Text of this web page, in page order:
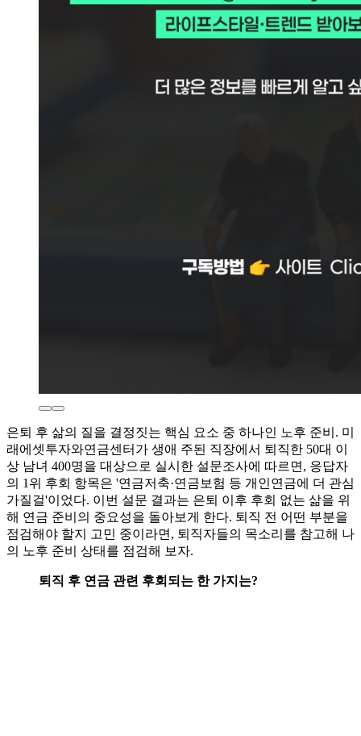
은퇴 후 삶의 질을 결정짓는 핵심 요소 중 하나인 노후 준비. 미
래에셋투자와연금센터가 생애 주된 직장에서 퇴직한 50대 이
상 남녀 400명을 대상으로 실시한 설문조사에 따르면, 응답자
의 1위 후회 항목은 '연금저축·연금보험 등 개인연금에 더 관심
가질걸'이었다. 이번 설문 결과는 은퇴 이후 후회 없는 삶을 위
해 연금 준비의 중요성을 돌아보게 한다. 퇴직 전 어떤 부분을
점검해야 할지 고민 중이라면, 퇴직자들의 목소리를 참고해 나
의 노후 준비 상태를 점검해 보자.
퇴직 후 연금 관련 후회되는 한 가지는?